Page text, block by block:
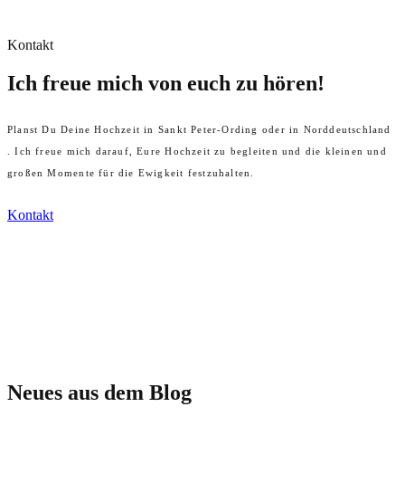
Kontakt
Ich freue mich von euch zu hören!
Planst Du Deine Hochzeit in Sankt Peter-Ording oder in Norddeutschland
. Ich freue mich darauf, Eure Hochzeit zu begleiten und die kleinen und
großen Momente für die Ewigkeit festzuhalten.
Kontakt
Neues aus dem Blog